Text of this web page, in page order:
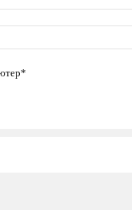
*